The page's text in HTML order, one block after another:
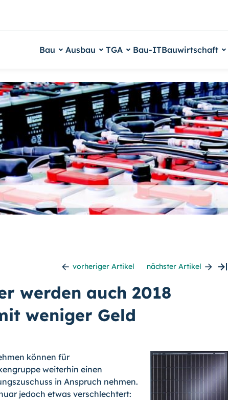
Bau Ausbau TGA Bau-ITBauwirtschaft
vorheriger Artikel nächster Artikel
werden auch 2018
weniger Geld
können für
weiterhin einen
in Anspruch nehmen.
jedoch etwas verschlechtert: